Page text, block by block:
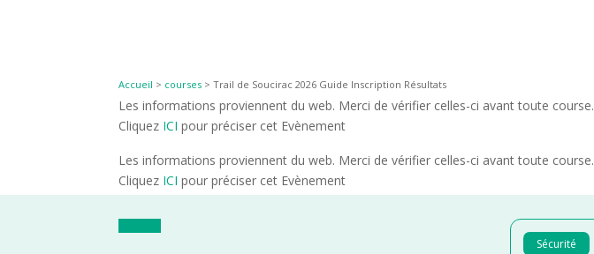
Accueil > courses >Trail de Soucirac 2026 Guide Inscription Résultats
Les informations proviennent du web. Merci de vérifier celles-ci avant toute course.
Cliquez ICI pour préciser cet Evènement
Les informations proviennent du web. Merci de vérifier celles-ci avant toute course.
Cliquez ICI pour préciser cet Evènement
Sécurité